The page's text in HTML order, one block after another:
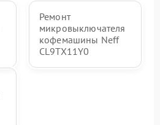
Ремонт
микровыключателя
кофемашины Neff
CL9TX11Y0